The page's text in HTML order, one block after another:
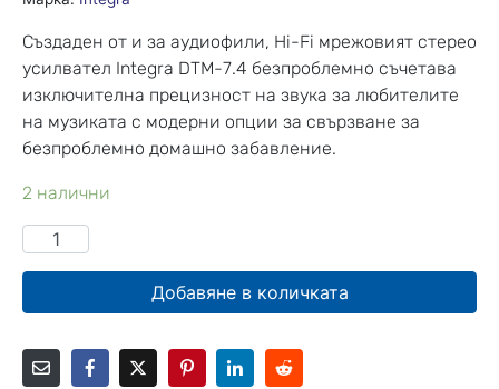
Създаден от и за аудиофили, Hi-Fi мрежовият стерео
усилвател Integra DTM-7.4 безпроблемно съчетава
изключителна прецизност на звука за любителите
на музиката с модерни опции за свързване за
безпроблемно домашно забавление.
2 налични
Добавяне в количката